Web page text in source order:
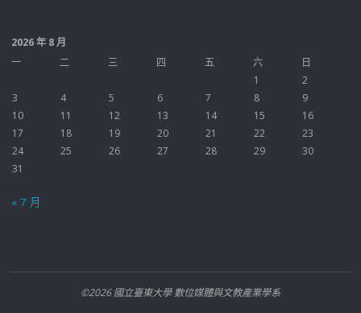
2026 年 8 月
一
二 三 四 五 六
日
1
2
3
4 5 6 7 8
9
10
11 12 13 14 15
16
17
18 19 20 21 22
23
24
25 26 27 28 29
30
31
« 7 月
©2026 國立臺東大學 數位媒體與文教產業學系